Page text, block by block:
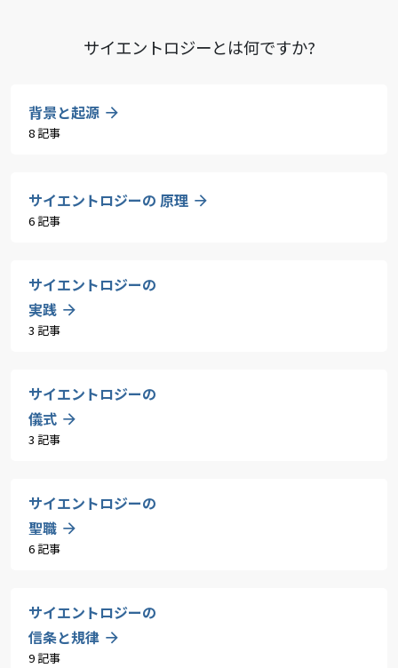
サイエントロジーとは何ですか?
背景と起源
8 記事
サイエントロジーの 原理
6 記事
サイエントロジーの
実践
3 記事
サイエントロジーの
儀式
3 記事
サイエントロジーの
聖職
6 記事
サイエントロジーの
信条と規律
9 記事